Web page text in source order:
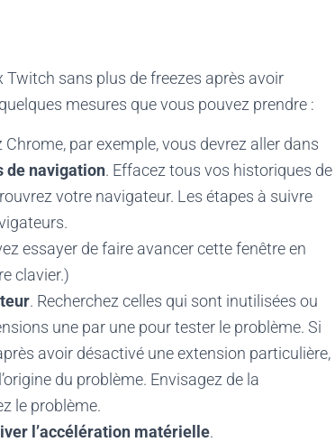
sans plus de freezes après avoir
mesures que vous pouvez prendre :
Chrome, par exemple, vous devrez aller dans
de navigation. Effacez tous vos historiques de
votre navigateur. Les étapes à suivre
essayer de faire avancer cette fenêtre en
clavier.)
. Recherchez celles qui sont inutilisées ou
une par une pour tester le problème. Si
avoir désactivé une extension particulière,
du problème. Envisagez de la
le problème.
l’accélération matérielle.